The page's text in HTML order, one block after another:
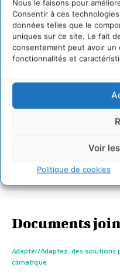
Nous le faisons pour
Consentir à ces
données telles que le
uniques sur ce site. Le fait
consentement peut avoir
fonctionnalités et
Voir
Politique de cookies
Documents
Adapter/Adaptez, des solutions
climatique